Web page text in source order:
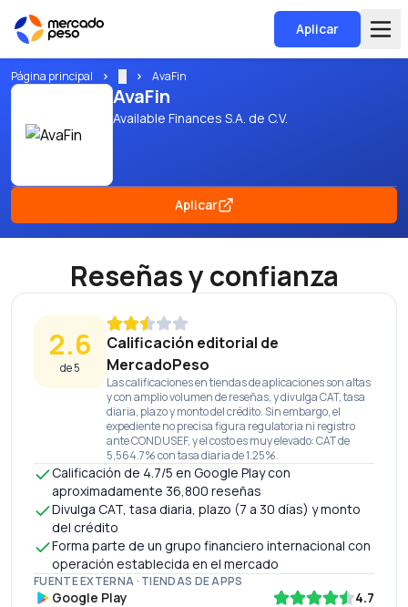
Aplicar
Página principal AvaFin
AvaFin
Available Finances S.A. de C.V.
Aplicar
Reseñas y confianza
2.6
de 5
Calificación editorial de
MercadoPeso
Las calificaciones en tiendas de aplicaciones son altas
y con amplio volumen de reseñas, y divulga CAT, tasa
diaria, plazo y monto del crédito. Sin embargo, el
expediente no precisa figura regulatoria ni registro
ante CONDUSEF, y el costo es muy elevado: CAT de
5,564.7% con tasa diaria de 1.25%.
Calificación de 4.7/5 en Google Play con
aproximadamente 36,800 reseñas
Divulga CAT, tasa diaria, plazo (7 a 30 días) y monto
del crédito
Forma parte de un grupo financiero internacional con
operación establecida en el mercado
FUENTE EXTERNA · TIENDAS DE APPS
Google Play
4.7